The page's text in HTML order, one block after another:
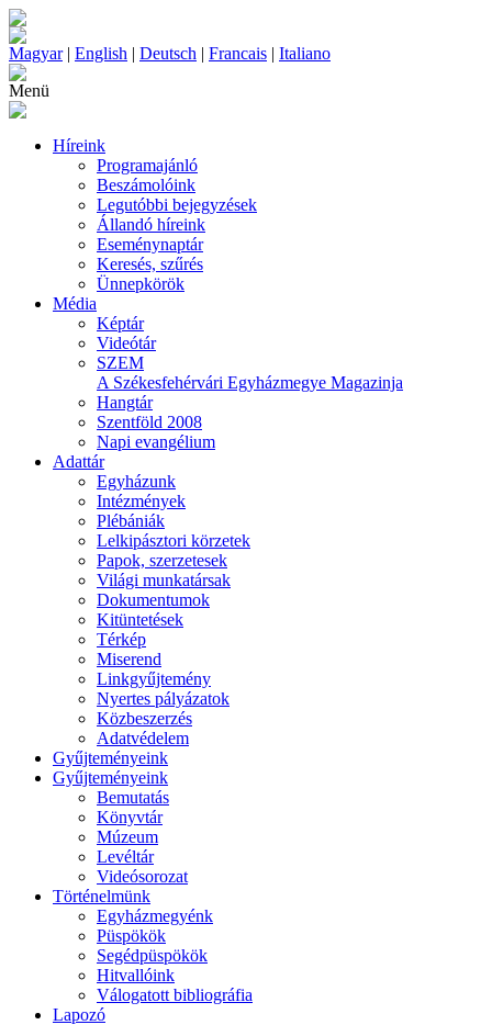
Magyar| English | Deutsch | Francais | Italiano
Menü
Híreink
Programajánló
Beszámolóink
Legutóbbi bejegyzések
Állandó híreink
Eseménynaptár
Keresés, szűrés
Ünnepkörök
Média
Képtár
Videótár
SZEM
A Székesfehérvári Egyházmegye Magazinja
Hangtár
Szentföld 2008
Napi evangélium
Adattár
Egyházunk
Intézmények
Plébániák
Lelkipásztori körzetek
Papok, szerzetesek
Világi munkatársak
Dokumentumok
Kitüntetések
Térkép
Miserend
Linkgyűjtemény
Nyertes pályázatok
Közbeszerzés
Adatvédelem
Gyűjteményeink
Gyűjteményeink
Bemutatás
Könyvtár
Múzeum
Levéltár
Videósorozat
Történelmünk
Egyházmegyénk
Püspökök
Segédpüspökök
Hitvallóink
Válogatott bibliográfia
Lapozó